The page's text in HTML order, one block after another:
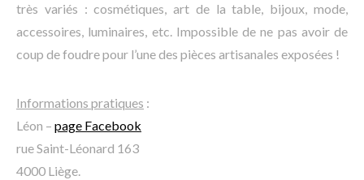
très variés : cosmétiques, art de la table, bijoux, mode,
accessoires, luminaires, etc. Impossible de ne pas avoir de
coup de foudre pour l’une des pièces artisanales exposées !
Informations pratiques :
Léon – page Facebook
rue Saint-Léonard 163
4000 Liège.